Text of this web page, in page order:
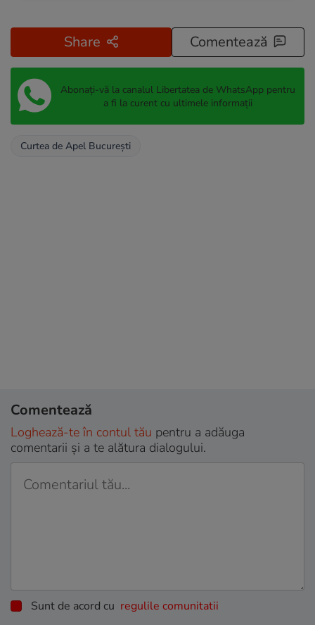
Share Comentează
Abonați-vă la canalul Libertatea de WhatsApp pentru
a fi la curent cu ultimele informații
Curtea de Apel București
Comentează
Loghează-te în contul tău pentru a adăuga
comentarii și a te alătura dialogului.
Sunt de acord cu regulile comunitatii